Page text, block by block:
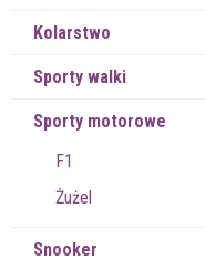
Kolarstwo
Sporty walki
Sporty motorowe
F1
Żużel
Snooker